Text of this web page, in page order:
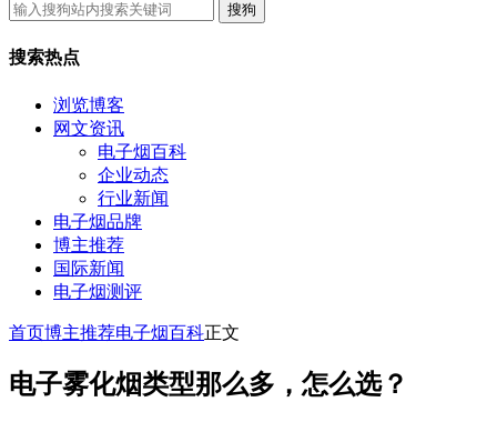
搜狗
搜索热点
浏览博客
网文资讯
电子烟百科
企业动态
行业新闻
电子烟品牌
博主推荐
国际新闻
电子烟测评
首页博主推荐电子烟百科正文
电子雾化烟类型那么多，怎么选？